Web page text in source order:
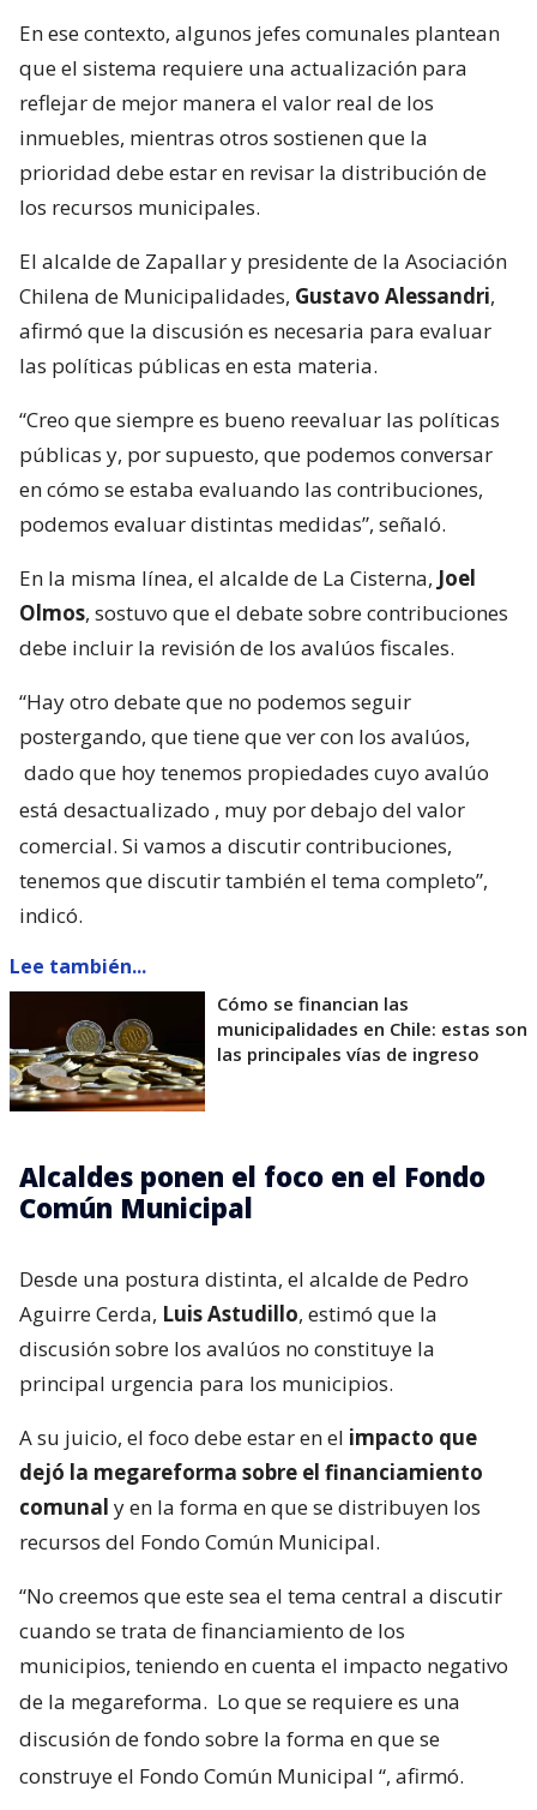
En ese contexto, algunos jefes comunales plantean
que el sistema requiere una actualización para
reflejar de mejor manera el valor real de los
inmuebles, mientras otros sostienen que la
prioridad debe estar en revisar la distribución de
los recursos municipales.
El alcalde de Zapallar y presidente de la Asociación
Chilena de Municipalidades, Gustavo Alessandri,
afirmó que la discusión es necesaria para evaluar
las políticas públicas en esta materia.
“Creo que siempre es bueno reevaluar las políticas
públicas y, por supuesto, que podemos conversar
en cómo se estaba evaluando las contribuciones,
podemos evaluar distintas medidas”, señaló.
En la misma línea, el alcalde de La Cisterna, Joel
Olmos, sostuvo que el debate sobre contribuciones
debe incluir la revisión de los avalúos fiscales.
“Hay otro debate que no podemos seguir
postergando, que tiene que ver con los avalúos,
dado que hoy tenemos propiedades cuyo avalúo
está desactualizado , muy por debajo del valor
comercial. Si vamos a discutir contribuciones,
tenemos que discutir también el tema completo”,
indicó.
Lee también...
Cómo se financian las
municipalidades en Chile: estas son
las principales vías de ingreso
Alcaldes ponen el foco en el Fondo
Común Municipal
Desde una postura distinta, el alcalde de Pedro
Aguirre Cerda, Luis Astudillo, estimó que la
discusión sobre los avalúos no constituye la
principal urgencia para los municipios.
A su juicio, el foco debe estar en el impacto que
dejó la megareforma sobre el financiamiento
comunal y en la forma en que se distribuyen los
recursos del Fondo Común Municipal.
“No creemos que este sea el tema central a discutir
cuando se trata de financiamiento de los
municipios, teniendo en cuenta el impacto negativo
de la megareforma. Lo que se requiere es una
discusión de fondo sobre la forma en que se
construye el Fondo Común Municipal “, afirmó.